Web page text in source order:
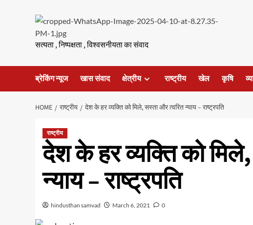
सत्यता , निष्पक्षता , विश्वसनीयता का संवाद
ब्रेकिंग न्यूज खास संवाद क्षेत्रीय राष्ट्रीय खेल कृषि
HOME राष्ट्रीय देश के हर व्यक्ति को मिले, सस्ता और त्वरित न्याय – राष्ट्रपति
राष्ट्रीय
देश के हर व्यक्ति को
न्याय – राष्ट्रपति
hindusthan samvad March 6, 2021 0